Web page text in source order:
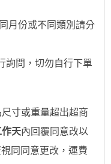
月份或不同類別請分
詢問，切勿自行下單
寸或重量超出超商
天內回覆同意改以
同同意更改，運費